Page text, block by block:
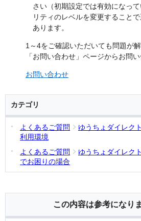
さい（初期設定では有効になっ
リティのレベルを変更すること
あります。
1～4をご確認いただいても問題が
「お問い合わせ」ページからお問
お問い合わせ
カテゴリ
よくあるご質問 ゆうちょダイレクト
利用環境
よくあるご質問
ゆうちょダイレクト
でお困りの場合
この内容は参考になり